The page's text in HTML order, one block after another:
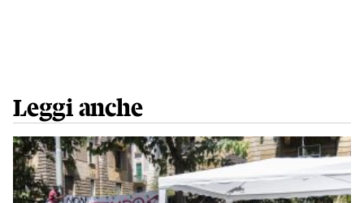
Leggi anche